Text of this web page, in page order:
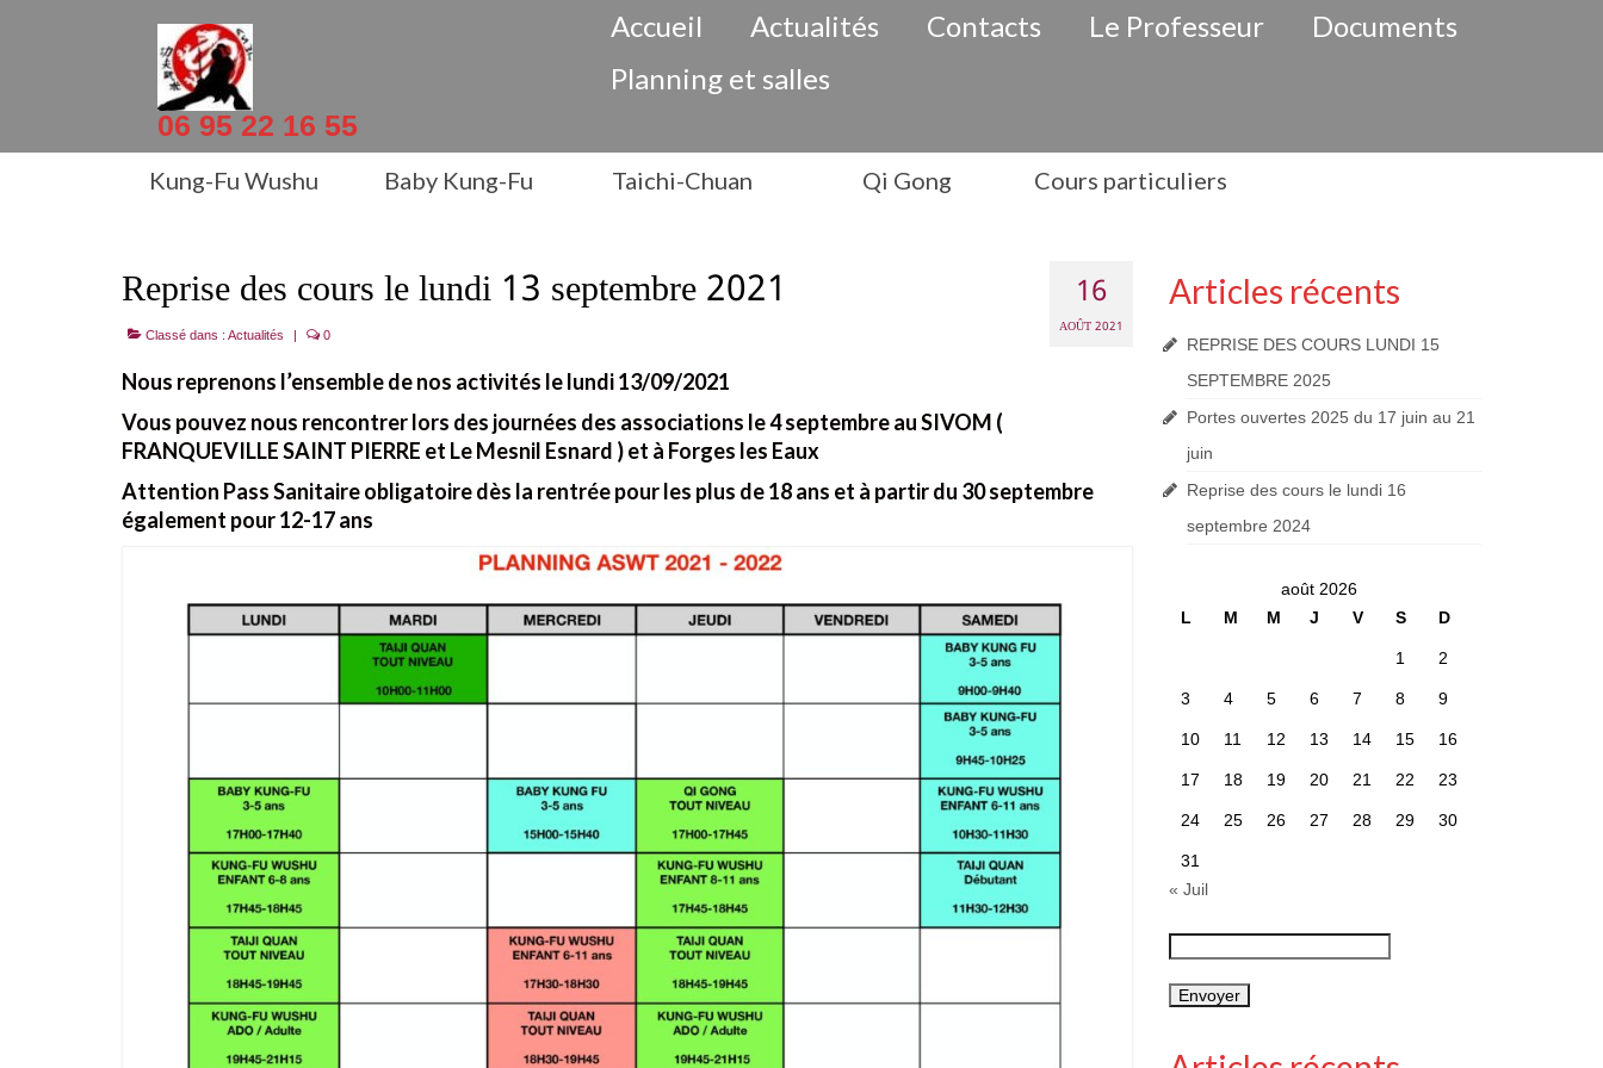
06 95 22 16 55
Accueil Actualités Contacts Le Professeur
Documents
Planning et salles
Kung-Fu Wushu Baby Kung-Fu Taichi-Chuan Qi Gong Cours particuliers
16
AOÛT 2021
Reprise des cours le lundi 13 septembre 2021
Classé dans : Actualités | 0
Nous reprenons l’ensemble de nos activités le lundi 13/09/2021
Vous pouvez nous rencontrer lors des journées des associations le 4 septembre au SIVOM (
FRANQUEVILLE SAINT PIERRE et Le Mesnil Esnard ) et à Forges les Eaux
Attention Pass Sanitaire obligatoire dès la rentrée pour les plus de 18 ans et à partir du 30 septembre
également pour 12-17 ans
Articles récents
REPRISE DES COURS LUNDI 15
SEPTEMBRE 2025
Portes ouvertes 2025 du 17 juin au 21
juin
Reprise des cours le lundi 16
septembre 2024
août 2026
L
M M J V S D
1 2
3 4 5 6 7 8 9
10 11 12 13 14 15 16
17 18 19 20 21 22 23
24 25 26 27 28 29 30
31
« Juil